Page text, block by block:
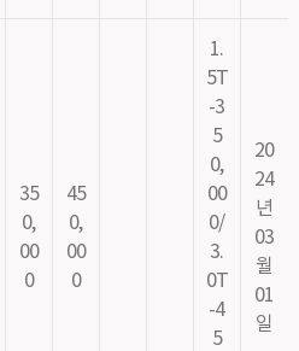
35
0,
00
0
45
0,
00
0
1.
5T
-3
5
0,
00
0/
3.
0T
-4
5
20
24
년
03
월
01
일